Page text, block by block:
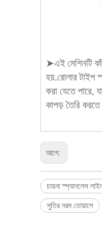
➤এই মেশিনটি
হয়.রোলার টাইপ
করা যেতে পারে,
কাপড় তৈরি করতে
আগে:
চায়না স্প্যানলেস
সুতির নরম তোয়ালে